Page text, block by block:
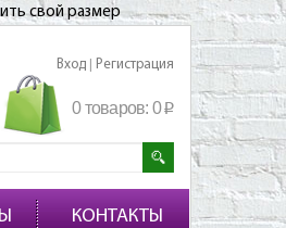
свой размер
Вход Регистрация
0 товаров: 0p
КОНТАКТЫ